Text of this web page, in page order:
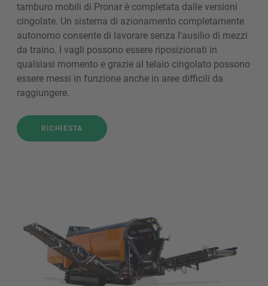
tamburo mobili di Pronar è completata dalle versioni
cingolate. Un sistema di azionamento completamente
autonomo consente di lavorare senza l'ausilio di mezzi
da traino. I vagli possono essere riposizionati in
qualsiasi momento e grazie al telaio cingolato possono
essere messi in funzione anche in aree difficili da
raggiungere.
RICHIESTA